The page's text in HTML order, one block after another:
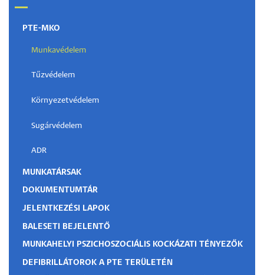
PTE-MKO
Munkavédelem
Tűzvédelem
Környezetvédelem
Sugárvédelem
ADR
MUNKATÁRSAK
DOKUMENTUMTÁR
JELENTKEZÉSI LAPOK
BALESETI BEJELENTŐ
MUNKAHELYI PSZICHOSZOCIÁLIS KOCKÁZATI TÉNYEZŐK
DEFIBRILLÁTOROK A PTE TERÜLETÉN